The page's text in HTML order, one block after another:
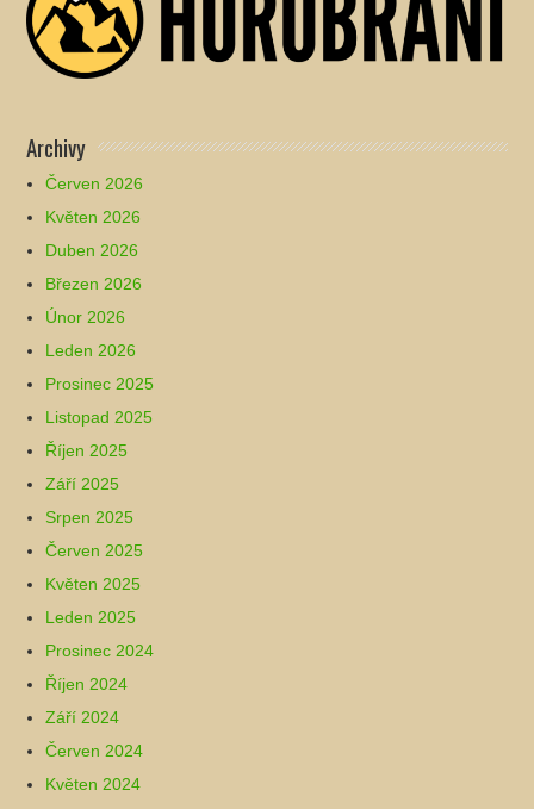
Archivy
Červen 2026
Květen 2026
Duben 2026
Březen 2026
Únor 2026
Leden 2026
Prosinec 2025
Listopad 2025
Říjen 2025
Září 2025
Srpen 2025
Červen 2025
Květen 2025
Leden 2025
Prosinec 2024
Říjen 2024
Září 2024
Červen 2024
Květen 2024